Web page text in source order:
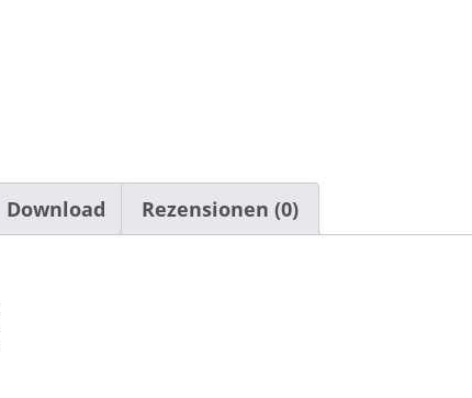
Download Rezensionen (0)